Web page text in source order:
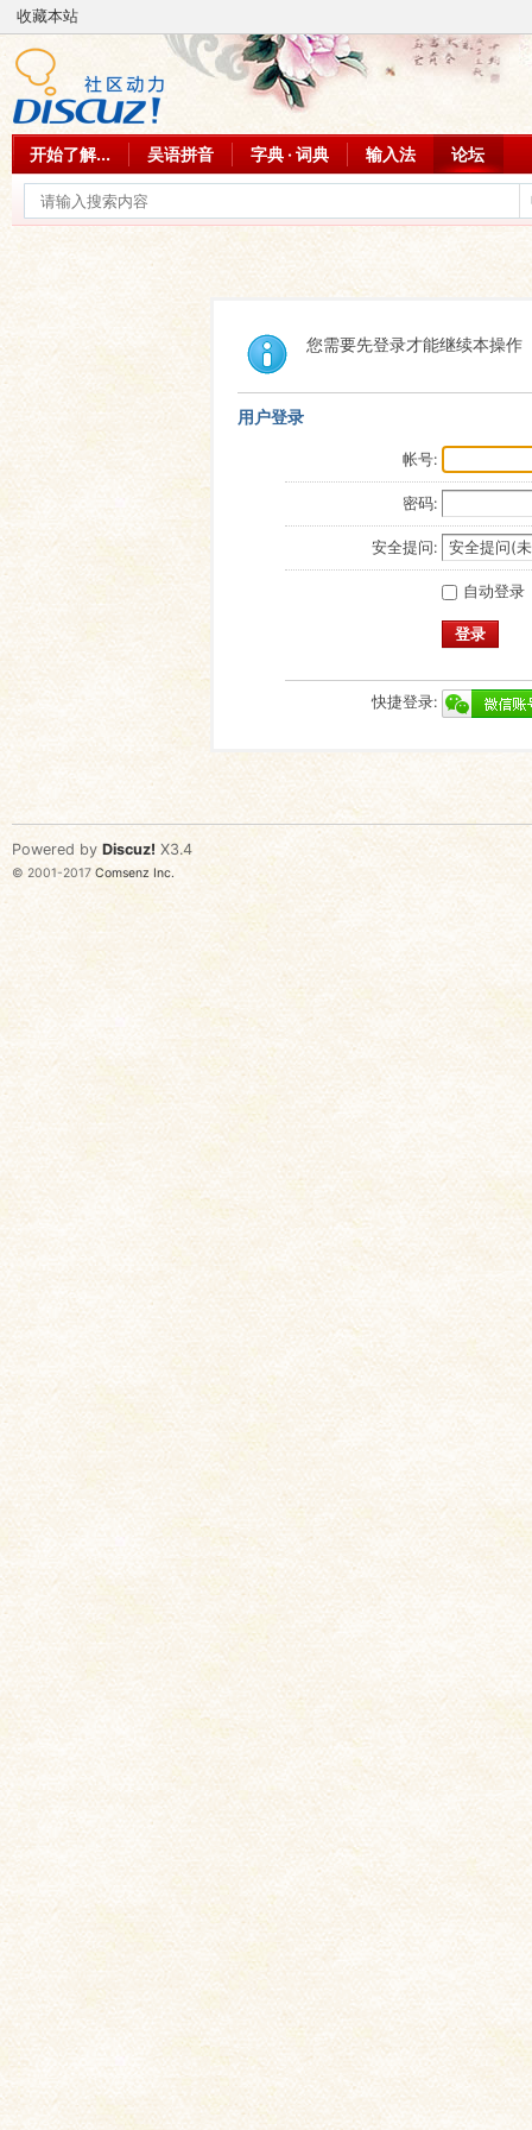
收藏本站
开始了解... 吴语拼音 字典 · 词典 输入法 论坛
您需要先登录才能继续本操作
用户登录
帐号:
密码:
安全提问:
自动登录
登录
快捷登录:
Powered by Discuz! X3.4
© 2001-2017 Comsenz Inc.